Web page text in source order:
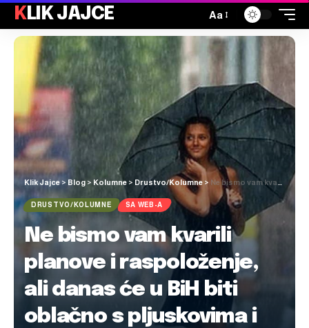
KLIK JAJCE Aa
Klik Jajce > Blog > Kolumne > Drustvo/Kolumne > Ne bismo vam kvarili planove i raspoloženje, ali danas će u BiH biti oblačno s pljuskovima i grmljavinom
DRUSTVO/KOLUMNE SA WEB-A
Ne bismo vam kvarili
planove i raspoloženje,
ali danas će u BiH biti
oblačno s pljuskovima i